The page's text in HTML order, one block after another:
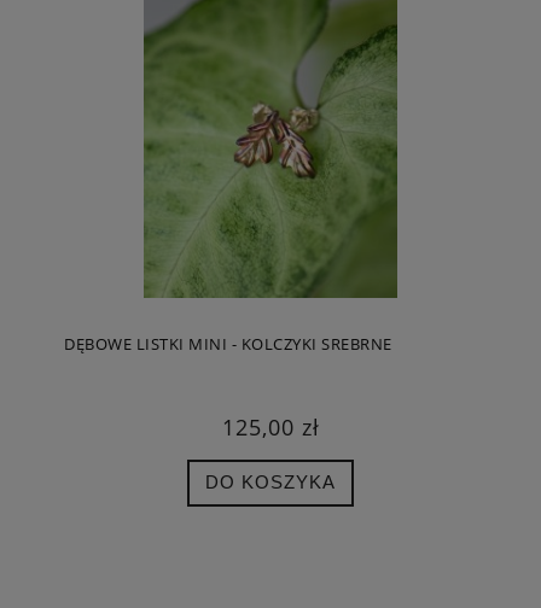
DĘBOWE LISTKI MINI - KOLCZYKI SREBRNE
125,00 zł
DO KOSZYKA